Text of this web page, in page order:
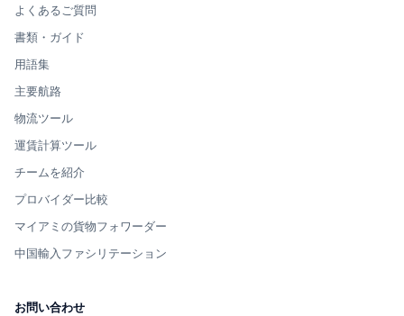
よくあるご質問
書類・ガイド
用語集
主要航路
物流ツール
運賃計算ツール
チームを紹介
プロバイダー比較
マイアミの貨物フォワーダー
中国輸入ファシリテーション
お問い合わせ